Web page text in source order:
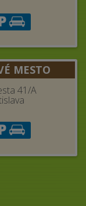
MESTO
41/A